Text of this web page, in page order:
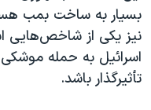
بسیار به ساخت بمب
نیز یکی از شاخص‌هایی
اسرائیل به حمله
تأثیرگذار باشد.